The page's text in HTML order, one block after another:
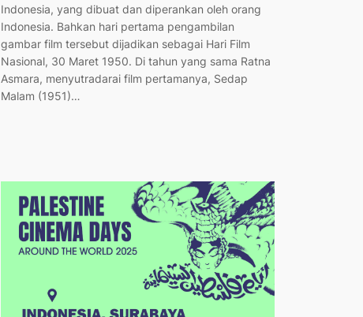
Indonesia, yang dibuat dan diperankan oleh orang
Indonesia. Bahkan hari pertama pengambilan
gambar film tersebut dijadikan sebagai Hari Film
Nasional, 30 Maret 1950. Di tahun yang sama Ratna
Asmara, menyutradarai film pertamanya, Sedap
Malam (1951)…